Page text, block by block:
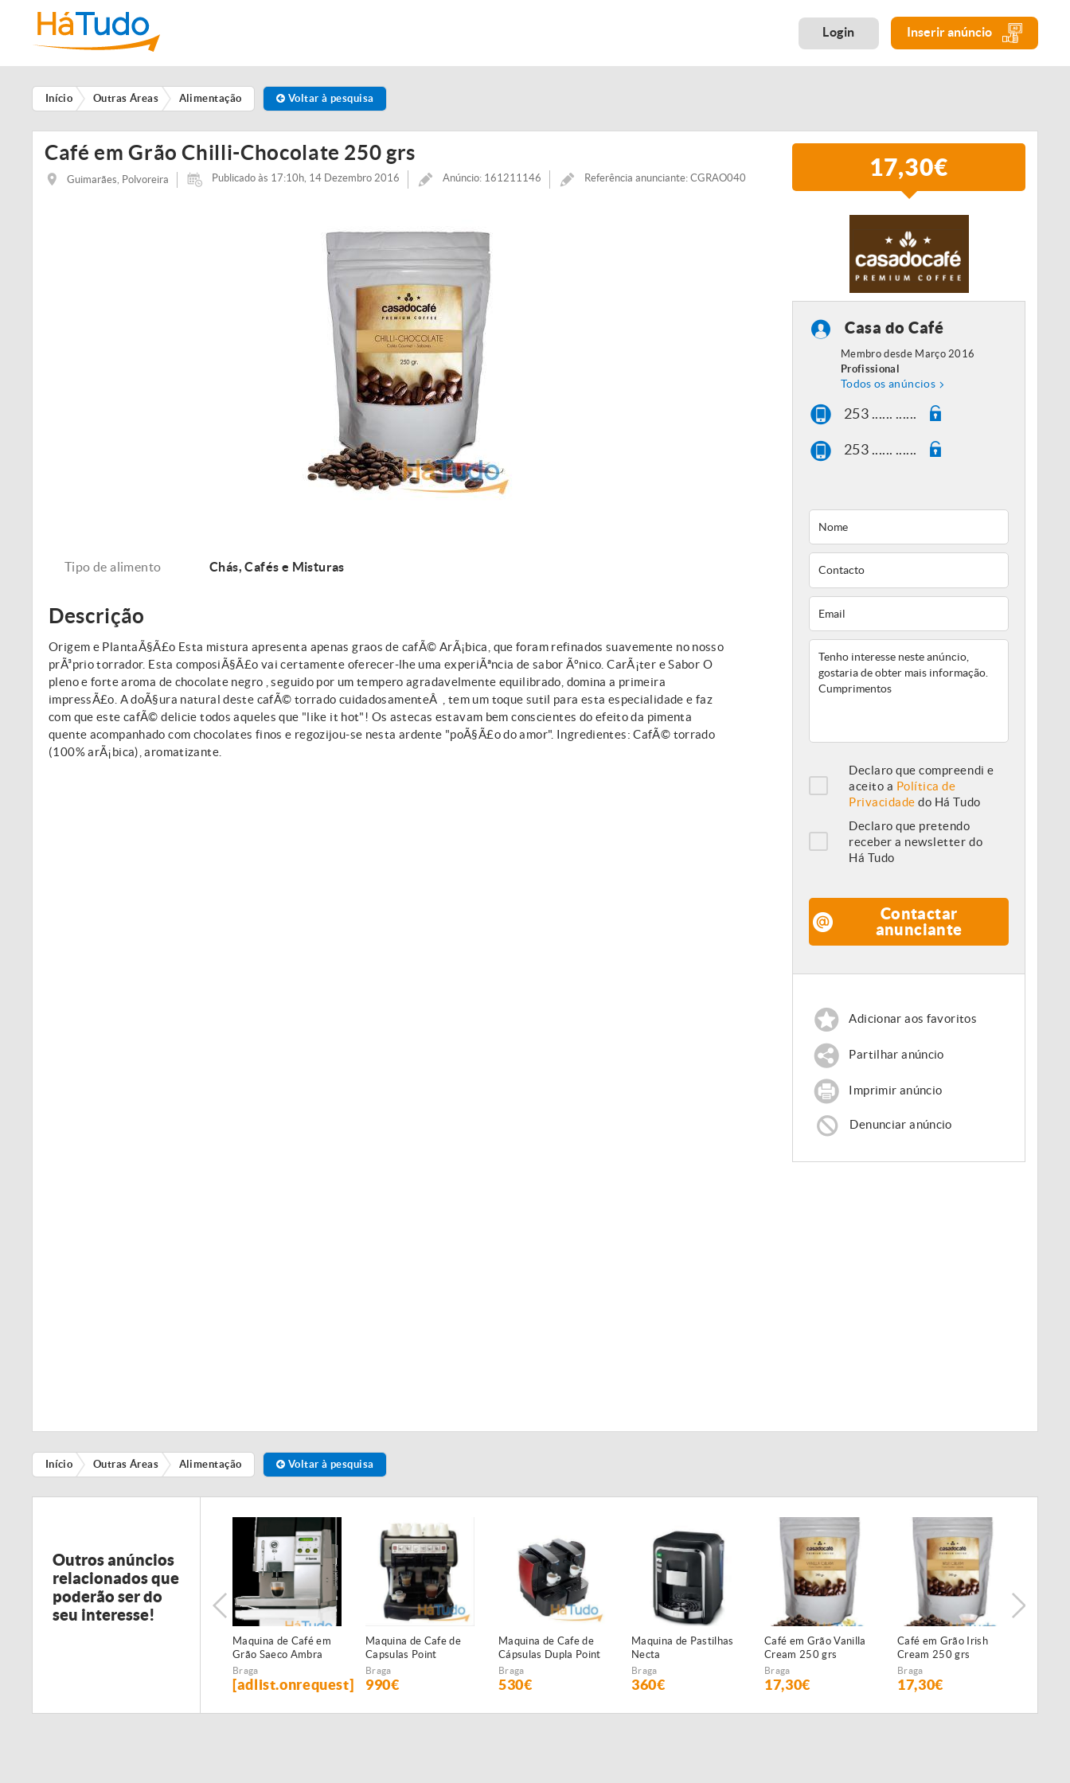
Login Inserir anúncio
Início Outras Áreas Alimentação Voltar à pesquisa
Café em Grão Chilli-Chocolate 250 grs
Guimarães, Polvoreira Publicado às 17:10h, 14 Dezembro 2016 Anúncio: 161211146 Referência anunciante: CGRAO040 17,30€
Tipo de alimento Chás, Cafés e Misturas
Descrição
Origem e PlantaÃ§Ã£o Esta mistura apresenta apenas graos de cafÃ© ArÃ¡bica, que foram refinados suavemente no nosso
prÃ³prio torrador. Esta composiÃ§Ã£o vai certamente oferecer-lhe uma experiÃªncia de sabor Ãºnico. CarÃ¡ter e Sabor O
pleno e forte aroma de chocolate negro , seguido por um tempero agradavelmente equilibrado, domina a primeira
impressÃ£o. A doÃ§ura natural deste cafÃ© torrado cuidadosamenteÂ , tem um toque sutil para esta especialidade e faz
com que este cafÃ© delicie todos aqueles que "like it hot"! Os astecas estavam bem conscientes do efeito da pimenta
quente acompanhado com chocolates finos e regozijou-se nesta ardente "poÃ§Ã£o do amor". Ingredientes: CafÃ© torrado
(100% arÃ¡bica), aromatizante.
Casa do Café
Membro desde Março 2016
Profissional
Todos os anúncios
253 ...... ......
253 ...... ......
Declaro que compreendi e
aceito a Política de
Privacidade do Há Tudo
Declaro que pretendo
receber a newsletter do
Há Tudo
Contactar
anunciante
Adicionar aos favoritos
Partilhar anúncio
Imprimir anúncio
Denunciar anúncio
Início Outras Áreas Alimentação Voltar à pesquisa
Outros anúncios
relacionados que
poderão ser do
seu interesse!
Maquina de Cafe de
Capsulas Point
Profissional 2 Grupos
Braga
990€
Maquina de Cafe de
Cápsulas Dupla Point
Braga
530€
Maquina de Pastilhas
Necta
Braga
360€
Café em Grão Vanilla
Cream 250 grs
Braga
17,30€
Café em Grão Irish
Cream 250 grs
Braga
17,30€
Café em Grão
Chocolate Orange
250 grs
Braga
17,30€